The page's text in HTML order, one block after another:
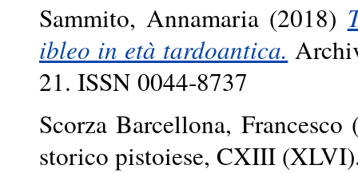
Sammito, Annamaria (2018)
ibleo in età tardoantica.
21. ISSN 0044-8737
Scorza Barcellona, Francesco
storico pistoiese, CXIII